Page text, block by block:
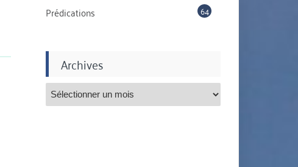
Prédications 64
Archives